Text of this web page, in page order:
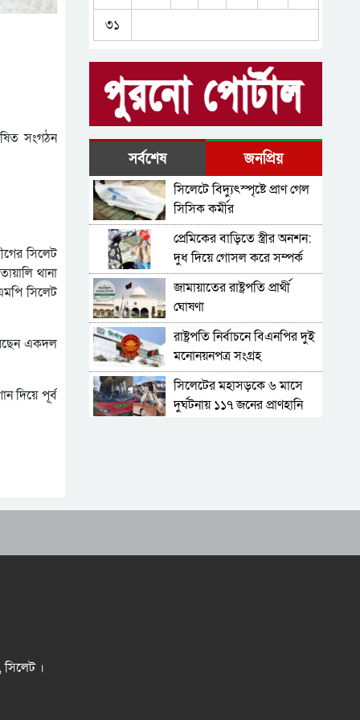
সংগঠন
সিলেট
থানা
সিলেট
একদল
দিয়ে পূর্ব
সিলেটের জোড়া ব্রিজের পাশ
গেল যুবকের
সিলেটে আরও দুইজনের মৃত্যু,
হাসপাতালে ৩ শতাধিক
সিলেটের মাস্টারপ্ল্যান
বাস্তবায়নে ঢাকায় উচ্চপর্যায়ে যা
হল
সিলেটে বিচার নিয়ে হতাশ ৬
শহীদ পরিবার
৩১
সর্বশেষ জনপ্রিয়
সিলেটে বিদ্যুৎস্পৃষ্টে প্রাণ গেল
সিসিক কর্মীর
প্রেমিকের বাড়িতে স্ত্রীর অনশন:
দুধ দিয়ে গোসল করে সম্পর্ক
বিচ্ছেদ স্বামীর
জামায়াতের রাষ্ট্রপতি প্রার্থী
ঘোষণা
রাষ্ট্রপতি নির্বাচনে বিএনপির দুই
মনোনয়নপত্র সংগ্রহ
সিলেটের মহাসড়কে ৬ মাসে
দুর্ঘটনায় ১১৭ জনের প্রাণহানি
প্রাণহানী, পরিস্থিতি এখনো
সিলেট ।